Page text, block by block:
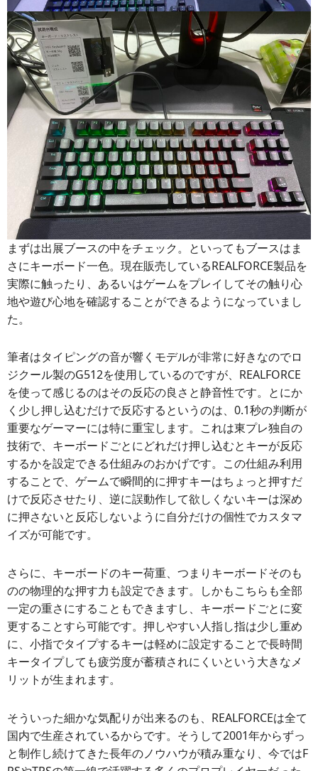
まずは出展ブースの中をチェック。といってもブースはま
さにキーボード一色。現在販売しているREALFORCE製品を
実際に触ったり、あるいはゲームをプレイしてその触り心
地や遊び心地を確認することができるようになっていまし
た。
筆者はタイピングの音が響くモデルが非常に好きなのでロ
ジクール製のG512を使用しているのですが、REALFORCE
を使って感じるのはその反応の良さと静音性です。とにか
く少し押し込むだけで反応するというのは、0.1秒の判断が
重要なゲーマーには特に重宝します。これは東プレ独自の
技術で、キーボードごとにどれだけ押し込むとキーが反応
するかを設定できる仕組みのおかげです。この仕組み利用
することで、ゲームで瞬間的に押すキーはちょっと押すだ
けで反応させたり、逆に誤動作して欲しくないキーは深め
に押さないと反応しないように自分だけの個性でカスタマ
イズが可能です。
さらに、キーボードのキー荷重、つまりキーボードそのも
のの物理的な押す力も設定できます。しかもこちらも全部
一定の重さにすることもできますし、キーボードごとに変
更することすら可能です。押しやすい人指し指は少し重め
に、小指でタイプするキーは軽めに設定することで長時間
キータイプしても疲労度が蓄積されにくいという大きなメ
リットが生まれます。
そういった細かな気配りが出来るのも、REALFORCEは全て
国内で生産されているからです。そうして2001年からずっ
と制作し続けてきた長年のノウハウが積み重なり、今ではF